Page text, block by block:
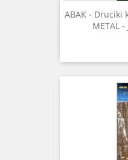
ABAK - Druciki
METAL